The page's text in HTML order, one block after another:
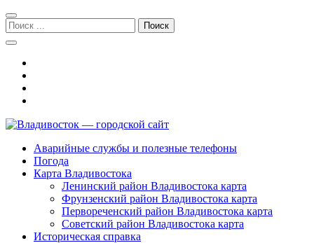
Перейти
к
навигации
Перейти
к
содержимому
Поиск:
Владивосток — городской сайт
Аварийные службы и полезные телефоны
Погода
Карта Владивостока
Ленинский район Владивостока карта
Фрунзенский район Владивостока карта
Первореченский район Владивостока карта
Советский район Владивостока карта
Историческая справка